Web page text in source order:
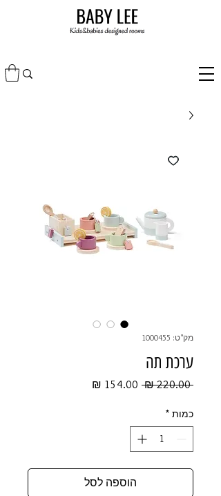
מק"ט: 1000455
ערכת תה
‏220.00 ‏₪
מחיר
כמות *
הוספה לסל